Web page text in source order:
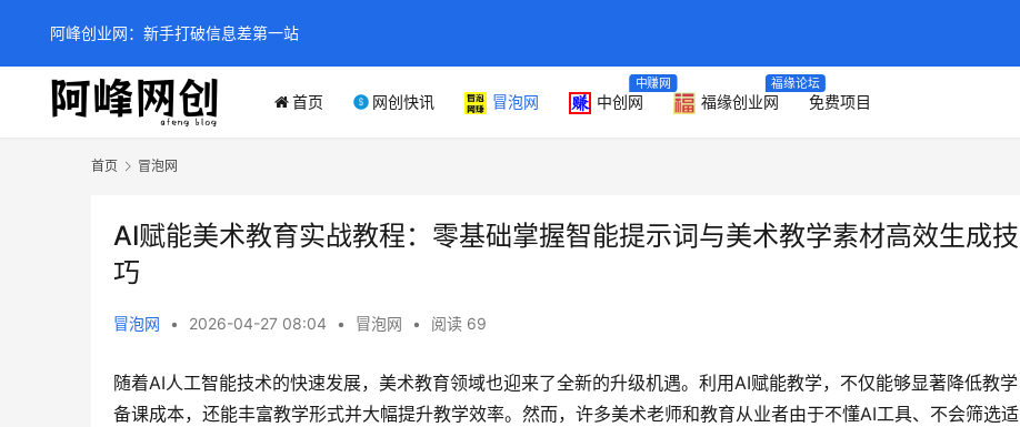
首页 网创快讯 冒泡网 中创网
中赚网
福缘创业网
福缘论坛
免费项目
首页 冒泡网
AI赋能美术教育实战教程：零基础掌握智能提示词与美术教学素材高效生成技
巧
冒泡网 • 2026-04-27 08:04 • 冒泡网 • 阅读 69
随着AI人工智能技术的快速发展，美术教育领域也迎来了全新的升级机遇。利用AI赋能教学，不仅能够显著降低教学
备课成本，还能丰富教学形式并大幅提升教学效率。然而，许多美术老师和教育从业者由于不懂AI工具、不会筛选适
阿峰创业网：新手打破信息差第一站